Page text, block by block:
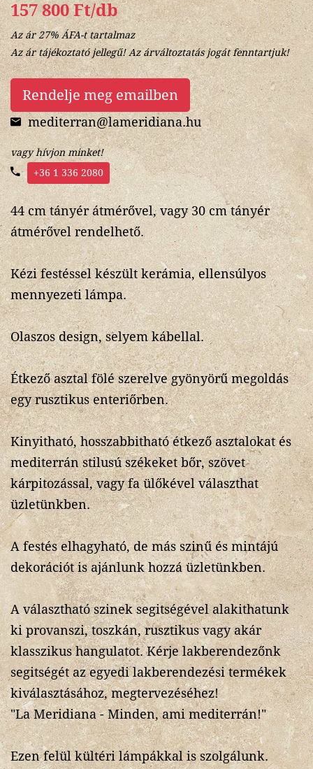
157 800 Ft/db
Az ár 27% ÁFA-t tartalmaz
Az ár tájékoztató jellegű! Az árváltoztatás jogát fenntartjuk!
Rendelje meg emailben
mediterran@lameridiana.hu
vagy hívjon minket!
+36 1 336 2080
44 cm tányér átmérővel, vagy 30 cm tányér
átmérővel rendelhető.
Kézi festéssel készült kerámia, ellensúlyos
mennyezeti lámpa.
Olaszos design, selyem kábellal.
Étkező asztal fölé szerelve gyönyörű megoldás
egy rusztikus enteriőrben.
Kinyitható, hosszabbitható étkező asztalokat és
mediterrán stilusú székeket bőr, szövet
kárpitozással, vagy fa ülőkével választhat
üzletünkben.
A festés elhagyható, de más szinű és mintájú
dekorációt is ajánlunk hozzá üzletünkben.
A választható szinek segitségével alakithatunk
ki provanszi, toszkán, rusztikus vagy akár
klasszikus hangulatot. Kérje lakberendezőnk
segitségét az egyedi lakberendezési termékek
kiválasztásához, megtervezéséhez!
"La Meridiana - Minden, ami mediterrán!"
Ezen felül kültéri lámpákkal is szolgálunk.